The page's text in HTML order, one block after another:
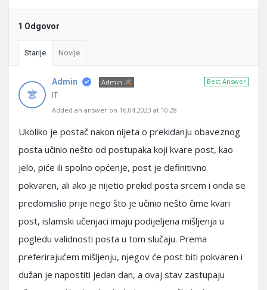
1 Odgovor
Starije Novije
Best Answer
Admin Admin
IT
Added an answer on 16.04.2023 at 10:28
Ukoliko je postač nakon nijeta o prekidanju obaveznog
posta učinio nešto od postupaka koji kvare post, kao
jelo, piće ili spolno općenje, post je definitivno
pokvaren, ali ako je nijetio prekid posta srcem i onda se
predomislio prije nego što je učinio nešto čime kvari
post, islamski učenjaci imaju podijeljena mišljenja u
pogledu validnosti posta u tom slučaju. Prema
preferirajućem mišljenju, njegov će post biti pokvaren i
dužan je napostiti jedan dan, a ovaj stav zastupaju